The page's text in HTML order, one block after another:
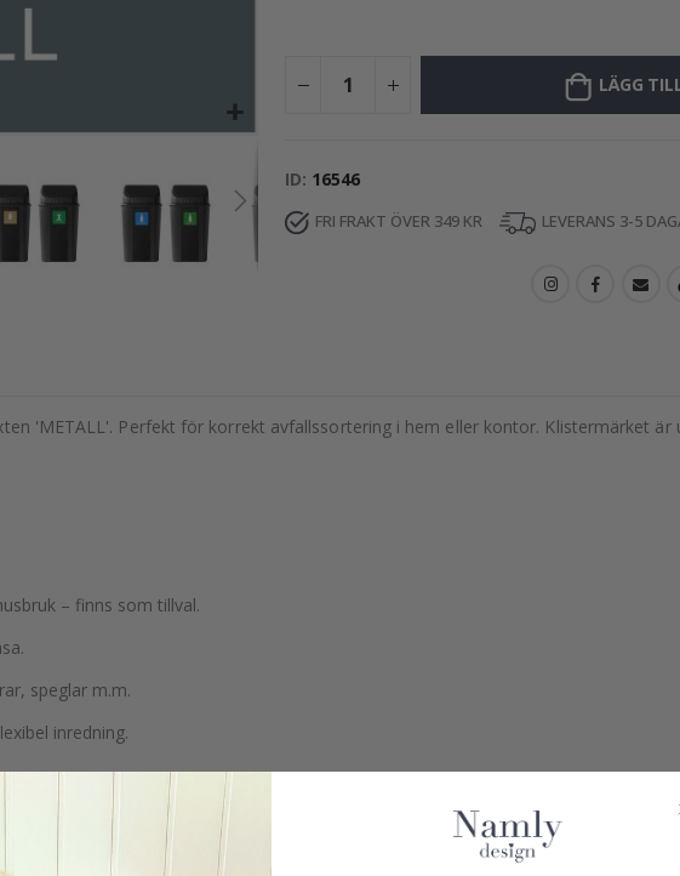
LÄGG
ID 16546
FRI FRAKT ÖVER 349 KR LEVERANS 3-5
'METALL'. Perfekt för korrekt avfallssortering i hem eller kontor. Klistermärket
– finns som tillval.
speglar m.m.
inredning.